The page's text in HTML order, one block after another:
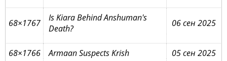
68×1767
Is Kiara Behind Anshuman's
Death?
06 сен 2025
68×1766 Armaan Suspects Krish 05 сен 2025